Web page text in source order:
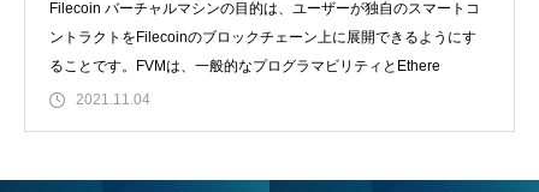
Filecoin バーチャルマシンの目的は、ユーザーが独自のスマートコ
ントラクトをFilecoinのブロックチェーン上に展開できるようにす
ることです。FVMは、一般的なプログラマビリティとEthere
2021.11.04